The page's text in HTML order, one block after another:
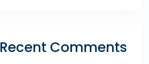
Recent Comments